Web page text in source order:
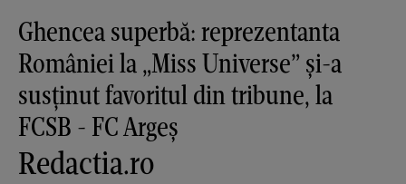
Ghencea superbă: reprezentanta
României la „Miss Universe” și-a
susținut favoritul din tribune, la
FCSB - FC Argeș
Redactia.ro